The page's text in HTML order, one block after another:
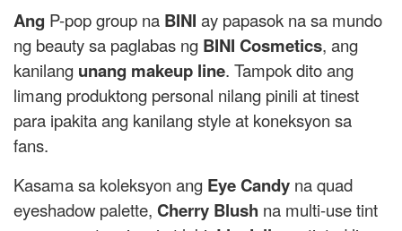
Ang P-pop group na BINI ay papasok na sa mundo
ng beauty sa paglabas ng BINI Cosmetics, ang
kanilang unang makeup line. Tampok dito ang
limang produktong personal nilang pinili at tinest
para ipakita ang kanilang style at koneksyon sa
fans.
Kasama sa koleksyon ang Eye Candy na quad
eyeshadow palette, Cherry Blush na multi-use tint